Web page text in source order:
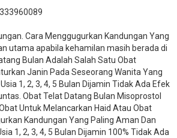
Cara Menggugurkan Kandungan Yang
utama apabila kehamilan masih berada di
Bulan Adalah Salah Satu Obat
Janin Pada Seseorang Wanita Yang
1, 2, 3, 4, 5 Bulan Dijamin Tidak Ada Efek
Obat Telat Datang Bulan Misoprostol
Untuk Melancarkan Haid Atau Obat
Kandungan Yang Paling Aman Dan
1, 2, 3, 4, 5 Bulan Dijamin 100% Tidak Ada